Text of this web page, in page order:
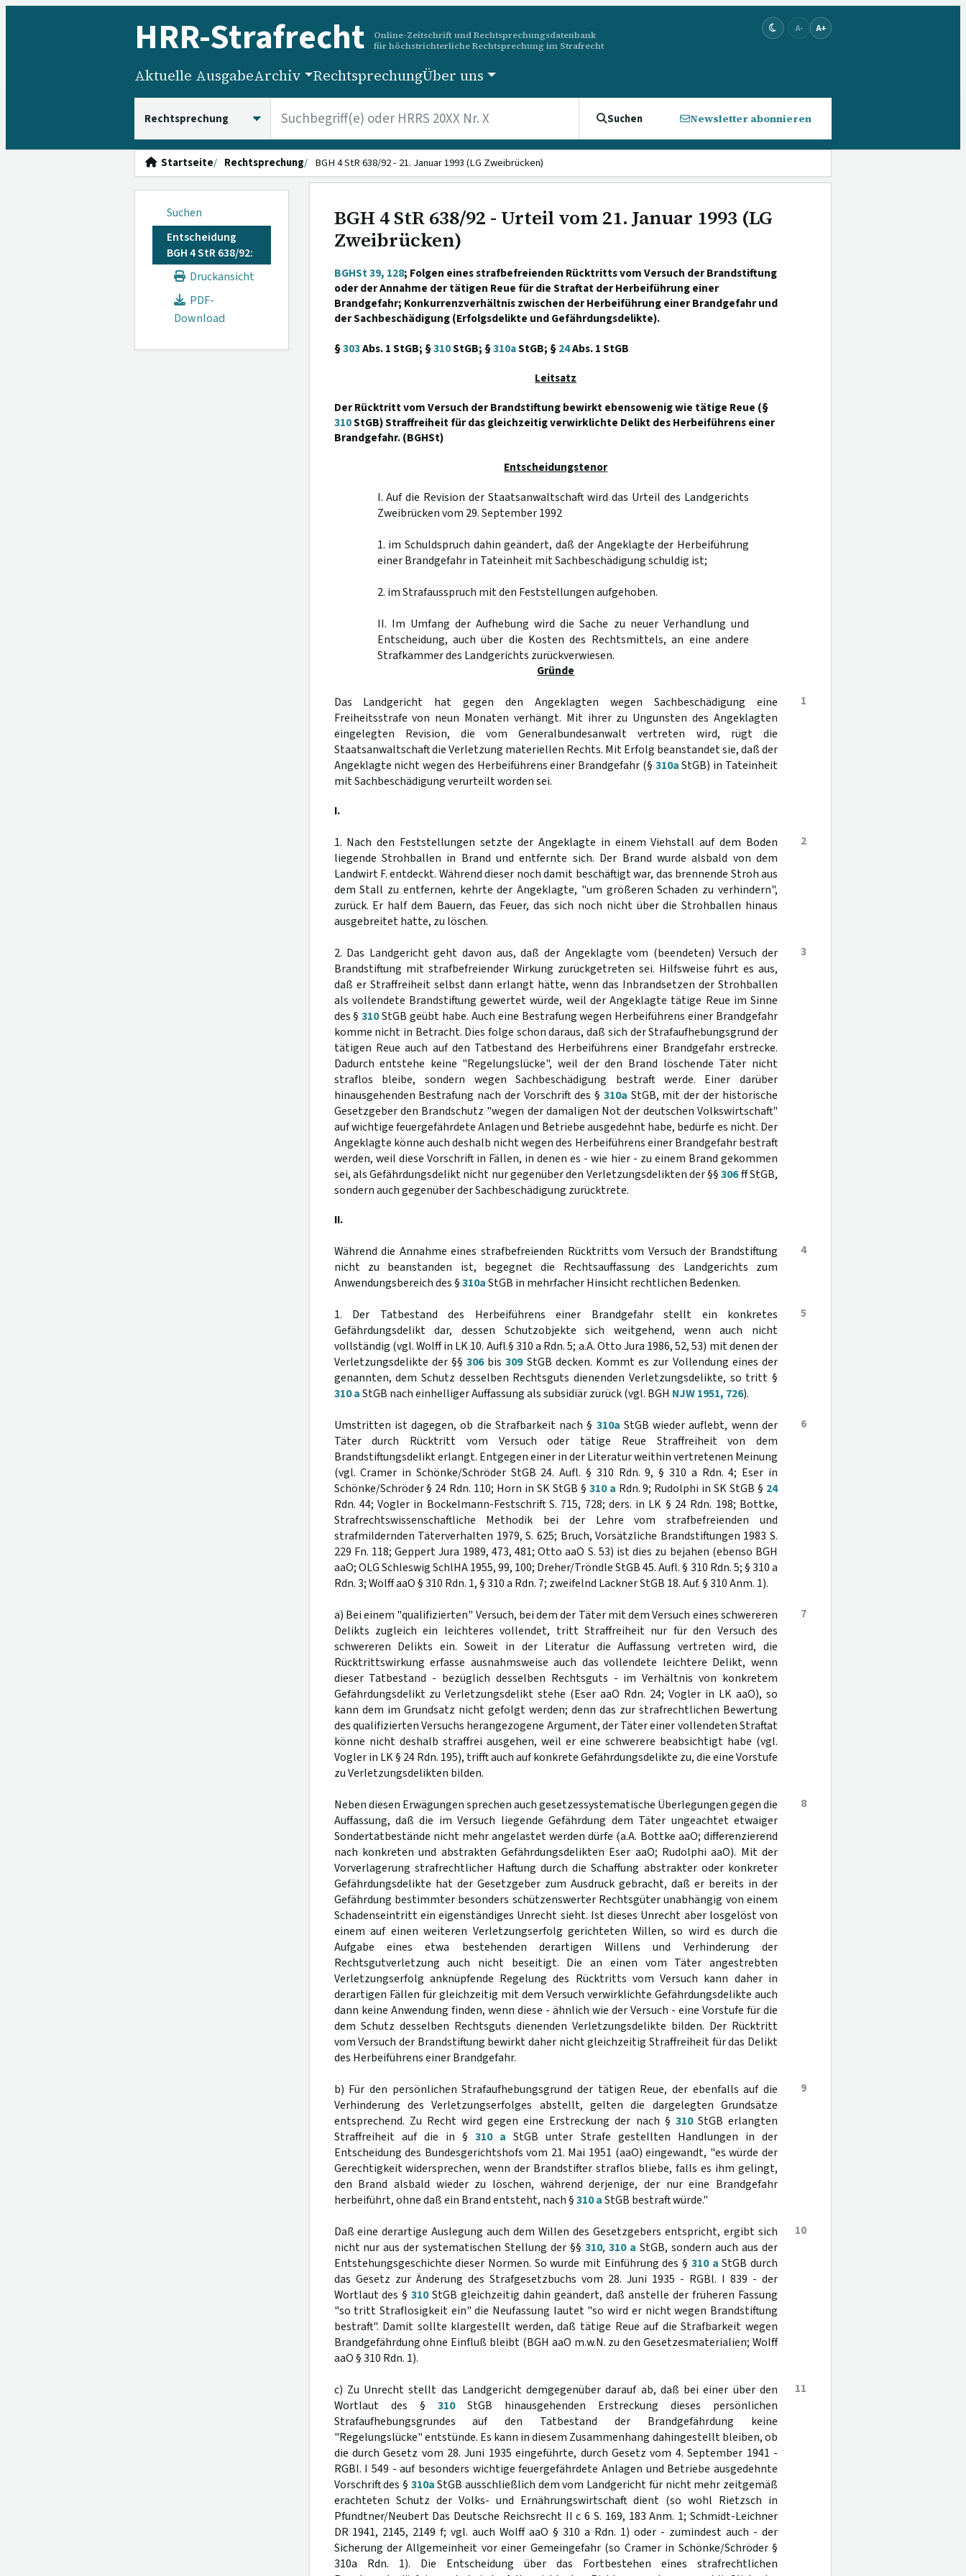
HRR-Strafrecht
Online-Zeitschrift und Rechtsprechungsdatenbank
für höchstrichterliche Rechtsprechung im Strafrecht
A- A+
Aktuelle AusgabeArchiv RechtsprechungÜber uns
Suchen Newsletter abonnieren
Startseite Rechtsprechung BGH 4 StR 638/92 - 21. Januar 1993 (LG Zweibrücken)
Suchen
Entscheidung
BGH 4 StR 638/92:
Druckansicht
PDF-
Download
BGH 4 StR 638/92 - Urteil vom 21. Januar 1993 (LG
Zweibrücken)
BGHSt 39, 128; Folgen eines strafbefreienden Rücktritts vom Versuch der Brandstiftung
oder der Annahme der tätigen Reue für die Straftat der Herbeiführung einer
Brandgefahr; Konkurrenzverhältnis zwischen der Herbeiführung einer Brandgefahr und
der Sachbeschädigung (Erfolgsdelikte und Gefährdungsdelikte).
§303Abs. 1 StGB; §310StGB; §310aStGB; §24Abs. 1 StGB
Leitsatz
Der Rücktritt vom Versuch der Brandstiftung bewirkt ebensowenig wie tätige Reue (§
310StGB) Straffreiheit für das gleichzeitig verwirklichte Delikt des Herbeiführens einer
Brandgefahr. (BGHSt)
Entscheidungstenor
I. Auf die Revision der Staatsanwaltschaft wird das Urteil des Landgerichts
Zweibrücken vom 29. September 1992
1. im Schuldspruch dahin geändert, daß der Angeklagte der Herbeiführung
einer Brandgefahr in Tateinheit mit Sachbeschädigung schuldig ist;
2. im Strafausspruch mit den Feststellungen aufgehoben.
II. Im Umfang der Aufhebung wird die Sache zu neuer Verhandlung und
Entscheidung, auch über die Kosten des Rechtsmittels, an eine andere
Strafkammer des Landgerichts zurückverwiesen.
Gründe
1
Das Landgericht hat gegen den Angeklagten wegen Sachbeschädigung eine
Freiheitsstrafe von neun Monaten verhängt. Mit ihrer zu Ungunsten des Angeklagten
eingelegten Revision, die vom Generalbundesanwalt vertreten wird, rügt die
Staatsanwaltschaft die Verletzung materiellen Rechts. Mit Erfolg beanstandet sie, daß der
Angeklagte nicht wegen des Herbeiführens einer Brandgefahr (§ 310aStGB) in Tateinheit
mit Sachbeschädigung verurteilt worden sei.
I.
2
1. Nach den Feststellungen setzte der Angeklagte in einem Viehstall auf dem Boden
liegende Strohballen in Brand und entfernte sich. Der Brand wurde alsbald von dem
Landwirt F. entdeckt. Während dieser noch damit beschäftigt war, das brennende Stroh aus
dem Stall zu entfernen, kehrte der Angeklagte, "um größeren Schaden zu verhindern",
zurück. Er half dem Bauern, das Feuer, das sich noch nicht über die Strohballen hinaus
ausgebreitet hatte, zu löschen.
3
2. Das Landgericht geht davon aus, daß der Angeklagte vom (beendeten) Versuch der
Brandstiftung mit strafbefreiender Wirkung zurückgetreten sei. Hilfsweise führt es aus,
daß er Straffreiheit selbst dann erlangt hätte, wenn das Inbrandsetzen der Strohballen
als vollendete Brandstiftung gewertet würde, weil der Angeklagte tätige Reue im Sinne
des §310StGB geübt habe. Auch eine Bestrafung wegen Herbeiführens einer Brandgefahr
komme nicht in Betracht. Dies folge schon daraus, daß sich der Strafaufhebungsgrund der
tätigen Reue auch auf den Tatbestand des Herbeiführens einer Brandgefahr erstrecke.
Dadurch entstehe keine "Regelungslücke", weil der den Brand löschende Täter nicht
straflos bleibe, sondern wegen Sachbeschädigung bestraft werde. Einer darüber
hinausgehenden Bestrafung nach der Vorschrift des § 310a StGB, mit der der historische
Gesetzgeber den Brandschutz "wegen der damaligen Not der deutschen Volkswirtschaft"
auf wichtige feuergefährdete Anlagen und Betriebe ausgedehnt habe, bedürfe es nicht. Der
Angeklagte könne auch deshalb nicht wegen des Herbeiführens einer Brandgefahr bestraft
werden, weil diese Vorschrift in Fällen, in denen es - wie hier - zu einem Brand gekommen
sei, als Gefährdungsdelikt nicht nur gegenüber den Verletzungsdelikten der §§306ff StGB,
sondern auch gegenüber der Sachbeschädigung zurücktrete.
II.
4
Während die Annahme eines strafbefreienden Rücktritts vom Versuch der Brandstiftung
nicht zu beanstanden ist, begegnet die Rechtsauffassung des Landgerichts zum
Anwendungsbereich des §310aStGB in mehrfacher Hinsicht rechtlichen Bedenken.
5
1. Der Tatbestand des Herbeiführens einer Brandgefahr stellt ein konkretes
Gefährdungsdelikt dar, dessen Schutzobjekte sich weitgehend, wenn auch nicht
vollständig (vgl. Wolff in LK 10. Aufl.§ 310 a Rdn. 5; a.A. Otto Jura 1986, 52, 53) mit denen der
Verletzungsdelikte der §§306bis309StGB decken. Kommt es zur Vollendung eines der
genannten, dem Schutz desselben Rechtsguts dienenden Verletzungsdelikte, so tritt §
310 aStGB nach einhelliger Auffassung als subsidiär zurück (vgl. BGH NJW 1951, 726).
6
Umstritten ist dagegen, ob die Strafbarkeit nach § 310a StGB wieder auflebt, wenn der
Täter durch Rücktritt vom Versuch oder tätige Reue Straffreiheit von dem
Brandstiftungsdelikt erlangt. Entgegen einer in der Literatur weithin vertretenen Meinung
(vgl. Cramer in Schönke/Schröder StGB 24. Aufl. § 310 Rdn. 9, § 310 a Rdn. 4; Eser in
Schönke/Schröder § 24 Rdn. 110; Horn in SK StGB § 310 a Rdn. 9; Rudolphi in SK StGB § 24
Rdn. 44; Vogler in Bockelmann-Festschrift S. 715, 728; ders. in LK § 24 Rdn. 198; Bottke,
Strafrechtswissenschaftliche Methodik bei der Lehre vom strafbefreienden und
strafmildernden Täterverhalten 1979, S. 625; Bruch, Vorsätzliche Brandstiftungen 1983 S.
229 Fn. 118; Geppert Jura 1989, 473, 481; Otto aaO S. 53) ist dies zu bejahen (ebenso BGH
aaO; OLG Schleswig SchlHA 1955, 99, 100; Dreher/Tröndle StGB 45. Aufl. § 310 Rdn. 5; § 310 a
Rdn. 3; Wolff aaO § 310 Rdn. 1, § 310 a Rdn. 7; zweifelnd Lackner StGB 18. Auf. § 310 Anm. 1).
7
a) Bei einem "qualifizierten" Versuch, bei dem der Täter mit dem Versuch eines schwereren
Delikts zugleich ein leichteres vollendet, tritt Straffreiheit nur für den Versuch des
schwereren Delikts ein. Soweit in der Literatur die Auffassung vertreten wird, die
Rücktrittswirkung erfasse ausnahmsweise auch das vollendete leichtere Delikt, wenn
dieser Tatbestand - bezüglich desselben Rechtsguts - im Verhältnis von konkretem
Gefährdungsdelikt zu Verletzungsdelikt stehe (Eser aaO Rdn. 24; Vogler in LK aaO), so
kann dem im Grundsatz nicht gefolgt werden; denn das zur strafrechtlichen Bewertung
des qualifizierten Versuchs herangezogene Argument, der Täter einer vollendeten Straftat
könne nicht deshalb straffrei ausgehen, weil er eine schwerere beabsichtigt habe (vgl.
Vogler in LK § 24 Rdn. 195), trifft auch auf konkrete Gefährdungsdelikte zu, die eine Vorstufe
zu Verletzungsdelikten bilden.
8
Neben diesen Erwägungen sprechen auch gesetzessystematische Überlegungen gegen die
Auffassung, daß die im Versuch liegende Gefährdung dem Täter ungeachtet etwaiger
Sondertatbestände nicht mehr angelastet werden dürfe (a.A. Bottke aaO; differenzierend
nach konkreten und abstrakten Gefährdungsdelikten Eser aaO; Rudolphi aaO). Mit der
Vorverlagerung strafrechtlicher Haftung durch die Schaffung abstrakter oder konkreter
Gefährdungsdelikte hat der Gesetzgeber zum Ausdruck gebracht, daß er bereits in der
Gefährdung bestimmter besonders schützenswerter Rechtsgüter unabhängig von einem
Schadenseintritt ein eigenständiges Unrecht sieht. Ist dieses Unrecht aber losgelöst von
einem auf einen weiteren Verletzungserfolg gerichteten Willen, so wird es durch die
Aufgabe eines etwa bestehenden derartigen Willens und Verhinderung der
Rechtsgutverletzung auch nicht beseitigt. Die an einen vom Täter angestrebten
Verletzungserfolg anknüpfende Regelung des Rücktritts vom Versuch kann daher in
derartigen Fällen für gleichzeitig mit dem Versuch verwirklichte Gefährdungsdelikte auch
dann keine Anwendung finden, wenn diese - ähnlich wie der Versuch - eine Vorstufe für die
dem Schutz desselben Rechtsguts dienenden Verletzungsdelikte bilden. Der Rücktritt
vom Versuch der Brandstiftung bewirkt daher nicht gleichzeitig Straffreiheit für das Delikt
des Herbeiführens einer Brandgefahr.
9
b) Für den persönlichen Strafaufhebungsgrund der tätigen Reue, der ebenfalls auf die
Verhinderung des Verletzungserfolges abstellt, gelten die dargelegten Grundsätze
entsprechend. Zu Recht wird gegen eine Erstreckung der nach § 310StGB erlangten
Straffreiheit auf die in §310 a StGB unter Strafe gestellten Handlungen in der
Entscheidung des Bundesgerichtshofs vom 21. Mai 1951 (aaO) eingewandt, "es würde der
Gerechtigkeit widersprechen, wenn der Brandstifter straflos bliebe, falls es ihm gelingt,
den Brand alsbald wieder zu löschen, während derjenige, der nur eine Brandgefahr
herbeiführt, ohne daß ein Brand entsteht, nach §310 aStGB bestraft würde."
10
Daß eine derartige Auslegung auch dem Willen des Gesetzgebers entspricht, ergibt sich
nicht nur aus der systematischen Stellung der §§310,310 a StGB, sondern auch aus der
Entstehungsgeschichte dieser Normen. So wurde mit Einführung des § 310 a StGB durch
das Gesetz zur Änderung des Strafgesetzbuchs vom 28. Juni 1935 - RGBl. I 839 - der
Wortlaut des §310StGB gleichzeitig dahin geändert, daß anstelle der früheren Fassung
"so tritt Straflosigkeit ein" die Neufassung lautet "so wird er nicht wegen Brandstiftung
bestraft". Damit sollte klargestellt werden, daß tätige Reue auf die Strafbarkeit wegen
Brandgefährdung ohne Einfluß bleibt (BGH aaO m.w.N. zu den Gesetzesmaterialien; Wolff
aaO § 310 Rdn. 1).
11
c) Zu Unrecht stellt das Landgericht demgegenüber darauf ab, daß bei einer über den
Wortlaut des § 310StGB hinausgehenden Erstreckung dieses persönlichen
Strafaufhebungsgrundes auf den Tatbestand der Brandgefährdung keine
"Regelungslücke" entstünde. Es kann in diesem Zusammenhang dahingestellt bleiben, ob
die durch Gesetz vom 28. Juni 1935 eingeführte, durch Gesetz vom 4. September 1941 -
RGBl. I 549 - auf besonders wichtige feuergefährdete Anlagen und Betriebe ausgedehnte
Vorschrift des § 310aStGB ausschließlich dem vom Landgericht für nicht mehr zeitgemäß
erachteten Schutz der Volks- und Ernährungswirtschaft dient (so wohl Rietzsch in
Pfundtner/Neubert Das Deutsche Reichsrecht II c 6 S. 169, 183 Anm. 1; Schmidt-Leichner
DR 1941, 2145, 2149 f; vgl. auch Wolff aaO § 310 a Rdn. 1) oder - zumindest auch - der
Sicherung der Allgemeinheit vor einer Gemeingefahr (so Cramer in Schönke/Schröder §
310a Rdn. 1). Die Entscheidung über das Fortbestehen eines strafrechtlichen